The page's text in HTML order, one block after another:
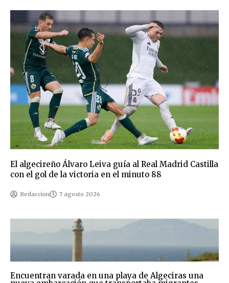
El algecireño Álvaro Leiva guía al Real Madrid Castilla
con el gol de la victoria en el minuto 88
Redaccion 7 agosto 2026
Encuentran varada en una playa de Algeciras una